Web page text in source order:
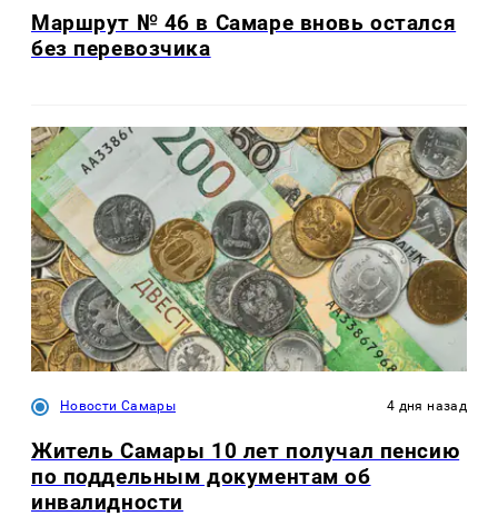
Маршрут № 46 в Самаре вновь остался
без перевозчика
Новости Самары 4 дня назад
Житель Самары 10 лет получал пенсию
по поддельным документам об
инвалидности